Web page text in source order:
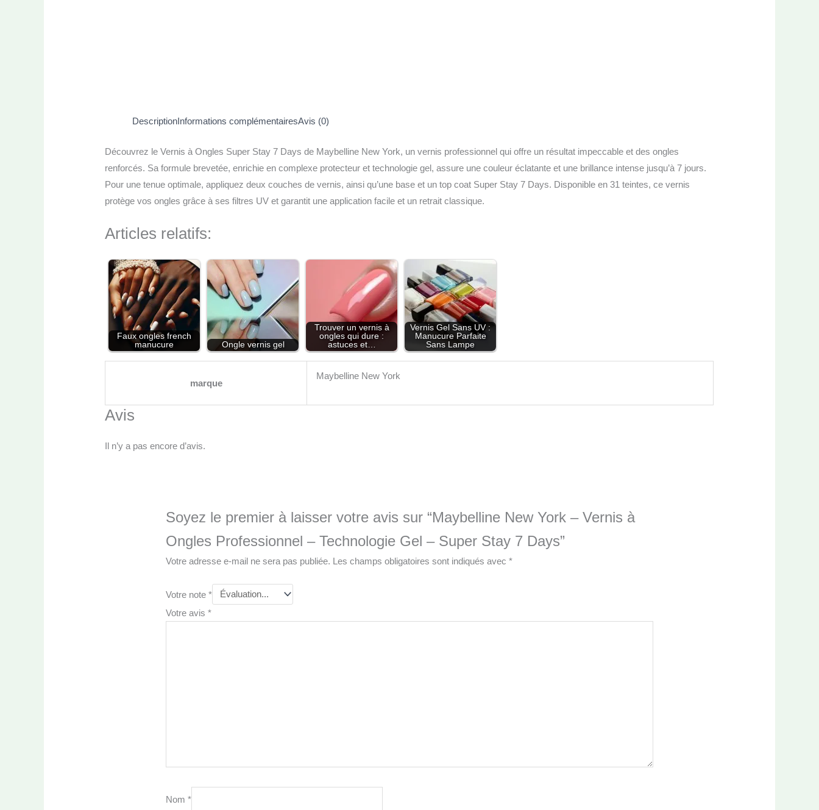
DescriptionInformations complémentairesAvis (0)
Découvrez le Vernis à Ongles Super Stay 7 Days de Maybelline New York, un vernis professionnel qui offre un résultat impeccable et des ongles
renforcés. Sa formule brevetée, enrichie en complexe protecteur et technologie gel, assure une couleur éclatante et une brillance intense jusqu’à 7 jours.
Pour une tenue optimale, appliquez deux couches de vernis, ainsi qu’une base et un top coat Super Stay 7 Days. Disponible en 31 teintes, ce vernis
protège vos ongles grâce à ses filtres UV et garantit une application facile et un retrait classique.
Articles relatifs:
Faux ongles french
manucure
Ongle vernis gel
Trouver un vernis à
ongles qui dure :
astuces et…
Vernis Gel Sans UV :
Manucure Parfaite
Sans Lampe
marque
Maybelline New York
Avis
Il n’y a pas encore d’avis.
Soyez le premier à laisser votre avis sur “Maybelline New York – Vernis à
Ongles Professionnel – Technologie Gel – Super Stay 7 Days”
Votre adresse e-mail ne sera pas publiée. Les champs obligatoires sont indiqués avec*
Votre note*
Votre avis*
Nom*